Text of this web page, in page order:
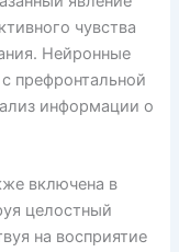
чувства
Нейронные
префронтальной
информации о
включена в
целостный
на восприятие